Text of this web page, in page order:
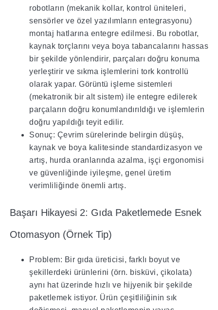
robotların (mekanik kollar, kontrol üniteleri,
sensörler ve özel yazılımların entegrasyonu)
montaj hatlarına entegre edilmesi. Bu robotlar,
kaynak torçlarını veya boya tabancalarını hassas
bir şekilde yönlendirir, parçaları doğru konuma
yerleştirir ve sıkma işlemlerini tork kontrollü
olarak yapar. Görüntü işleme sistemleri
(mekatronik bir alt sistem) ile entegre edilerek
parçaların doğru konumlandırıldığı ve işlemlerin
doğru yapıldığı teyit edilir.
Sonuç: Çevrim sürelerinde belirgin düşüş,
kaynak ve boya kalitesinde standardizasyon ve
artış, hurda oranlarında azalma, işçi ergonomisi
ve güvenliğinde iyileşme, genel üretim
verimliliğinde önemli artış.
Başarı Hikayesi 2: Gıda Paketlemede Esnek
Otomasyon (Örnek Tip)
Problem: Bir gıda üreticisi, farklı boyut ve
şekillerdeki ürünlerini (örn. bisküvi, çikolata)
aynı hat üzerinde hızlı ve hijyenik bir şekilde
paketlemek istiyor. Ürün çeşitliliğinin sık